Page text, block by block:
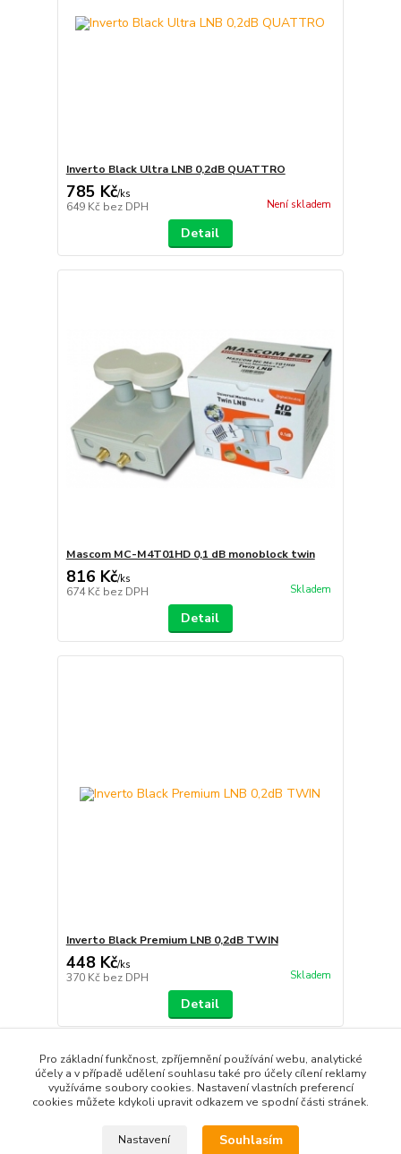
Inverto Black Ultra LNB 0,2dB QUATTRO
785 Kč/ks
649 Kč bez DPH Není skladem
Detail
Mascom MC-M4T01HD 0,1 dB monoblock twin
816 Kč/ks
674 Kč bez DPH Skladem
Detail
Inverto Black Premium LNB 0,2dB TWIN
448 Kč/ks
370 Kč bez DPH Skladem
Detail
strana z 1
Pro základní funkčnost, zpříjemnění používání webu, analytické
účely a v případě udělení souhlasu také pro účely cílení reklamy
využíváme soubory cookies. Nastavení vlastních preferencí
cookies můžete kdykoli upravit odkazem ve spodní části stránek.
Nastavení Souhlasím